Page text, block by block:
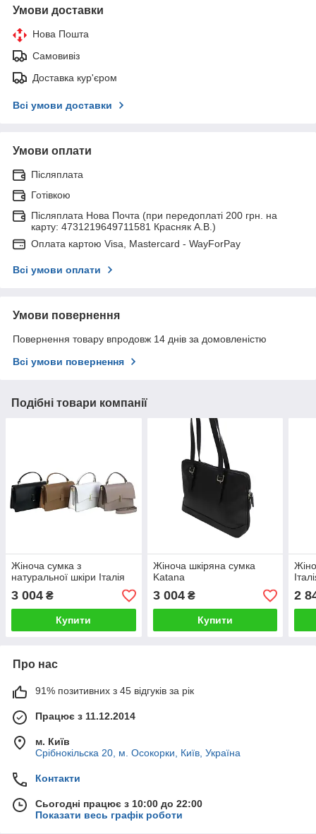
Умови доставки
Нова Пошта
Самовивіз
Доставка кур'єром
Всі умови доставки
Умови оплати
Післяплата
Готівкою
Післяплата Нова Почта (при передоплаті 200 грн. на
карту: 4731219649711581 Красняк А.В.)
Оплата картою Visa, Mastercard - WayForPay
Всі умови оплати
Умови повернення
Повернення товару впродовж 14 днів за домовленістю
Всі умови повернення
Подібні товари компанії
Жіноча сумка з
натуральної шкіри Італія
3 004 ₴
Купити
Жіноча шкіряна сумка
Katana
3 004₴
Купити
2
Про нас
91% позитивних з 45 відгуків за рік
Працює з 11.12.2014
м. Київ
Срібнокільска 20, м. Осокорки, Київ, Україна
Контакти
Сьогодні працює з 10:00 до 22:00
Показати весь графік роботи